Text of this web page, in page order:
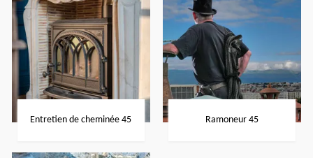
Entretien de cheminée 45 Ramoneur 45